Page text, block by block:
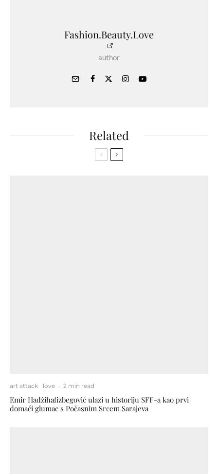
Fashion.Beauty.Love
author
Related
art attack love · 2 min read
Emir Hadžihafizbegović ulazi u historiju SFF-a kao prvi
domaći glumac s Počasnim Srcem Sarajeva